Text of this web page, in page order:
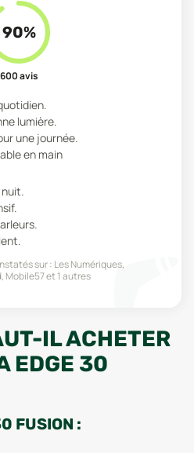
90%
600avis
lumière.
une journée.
en main
sur : Les Numériques,
Mobile57et 1 autres
IL ACHETER
EDGE 30
FUSION :